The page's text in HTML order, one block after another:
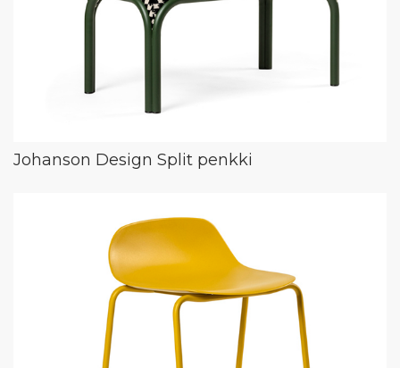
Johanson Design Split penkki